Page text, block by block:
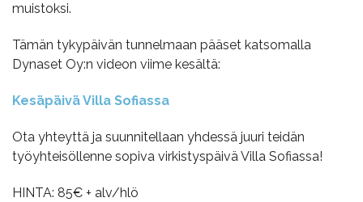
muistoksi.
Tämän tykypäivän tunnelmaan pääset katsomalla
Dynaset Oy:n videon viime kesältä:
Kesäpäivä Villa Sofiassa
Ota yhteyttä ja suunnitellaan yhdessä juuri teidän
työyhteisöllenne sopiva virkistyspäivä Villa Sofiassa!
HINTA: 85€ + alv/hlö